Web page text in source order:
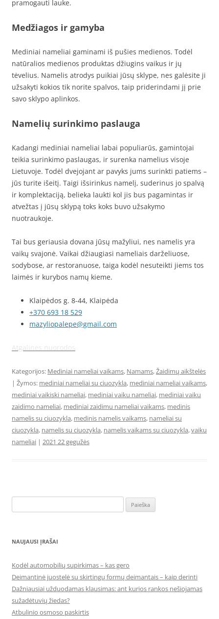
pramogauti lauke.
Medžiagos ir gamyba
Mediniai nameliai gaminami iš pušies medienos. Todėl
natūralios medienos produktas džiugins vaikus ir jų
tėvelius. Namelis atrodys puikiai jūsų sklype, nes galėsite ji
užsakyti kokios tik norite spalvos, taip priderindami jį prie
savo sklypo aplinkos.
Namelių surinkimo paslauga
Kadangi mediniai nameliai labai populiarūs, gamintojai
teikia surinkimo paslaugas, ir surenka namelius visoje
Lietuvoje. Todėl dvejojant ar pavyks jums surinkti patiems –
jūs turite išeitį. Taigi išsirinkus namelį, suderinus jo spalvą
ir komplektaciją, belieka laukti kol jis bus pagamintas ir
atvežtas į jūsų sklypą toks koks buvo užsakymo
nuotraukoje.
Tai bus geriausia dovana jūsų mažyliui, nes namelis yra
vaikų svajonė. Vaikai džiaugiasi nameliais darželiuose,
sodybose, ar restoranuose, taiga kodėl nesuteikti jiems tos
laimės ir kurybos namų kieme.
Klaipėdos g. 8-44, Klaipėda
+370 693 18 529
mazyliopalepe@gmail.com
Atgalines nuorodos
Kategorijos: Mediniai nameliai vaikams, Namams,Žaidimų aikštelės
| Žymos: mediniai nameliai su ciuozykla, mediniai nameliai vaikams,
mediniai vaikiski nameliai, mediniai vaiku nameliai, mediniai vaiku
zaidimo nameliai, mediniai zaidimu nameliai vaikams, medinis
namelis su ciuozykla, medinis namelis vaikams, nameliai su
ciuozykla, namelis su ciuozykla, namelis vaikams su ciuozykla,vaiku
nameliai | 2021 22 gegužės
NAUJAUSI ĮRAŠAI
Kodėl automobilių supirkimas – kas gero
Deimantinė juostelė su skirtingų formų deimantais – kaip derinti
Dažniausiai užduodamas klausimas: ant kurios rankos nešiojamas
sužadėtuvių žiedas?
Atbulinio osmoso paskirtis